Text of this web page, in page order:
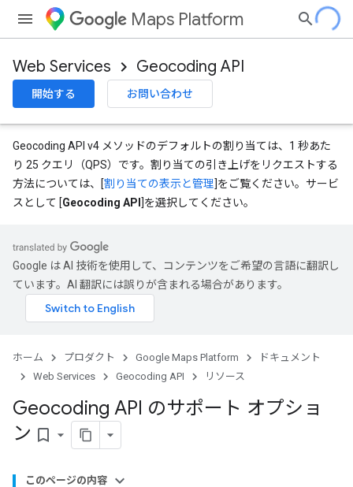
Maps Platform
Web Services Geocoding API
開始する お問い合わせ
Geocoding API v4 メソッドのデフォルトの割り当ては、1 秒あた
り 25 クエリ（QPS）です。割り当ての引き上げをリクエストする
方法については、[割り当ての表示と管理]をご覧ください。サービ
スとして [Geocoding API ]を選択してください。
Google は AI 技術を使用して、コンテンツをご希望の言語に翻訳し
ています。AI 翻訳には誤りが含まれる場合があります。
ホーム プロダクト Google Maps Platform
ドキュメント
Web Services
Geocoding API リソース
Geocoding API のサポート オプショ
ン bookmark_border
このページの内容